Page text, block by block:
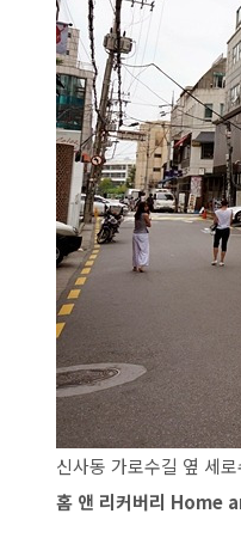
신사동 가로수길 옆 세
홈 앤 리커버리 Home